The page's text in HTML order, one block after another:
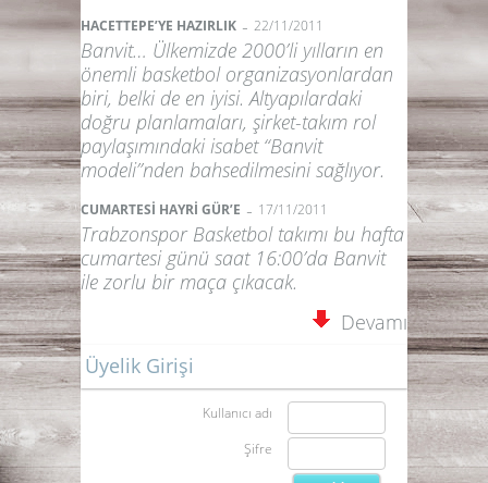
HACETTEPE’YE HAZIRLIK - 22/11/2011
Banvit… Ülkemizde 2000’li yılların en
önemli basketbol organizasyonlardan
biri, belki de en iyisi. Altyapılardaki
doğru planlamaları, şirket-takım rol
paylaşımındaki isabet “Banvit
modeli”nden bahsedilmesini sağlıyor.
CUMARTESİ HAYRİ GÜR’E - 17/11/2011
Trabzonspor Basketbol takımı bu hafta
cumartesi günü saat 16:00’da Banvit
ile zorlu bir maça çıkacak.
Devamı
Üyelik Girişi
Kullanıcı adı
Şifre